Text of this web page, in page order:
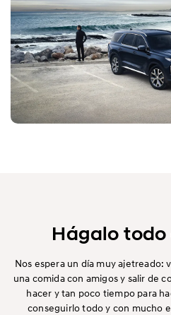
Hágalo todo
Nos espera un día muy ajetreado:
una comida con amigos y salir de
hacer y tan poco tiempo para
conseguirlo todo y con mucho